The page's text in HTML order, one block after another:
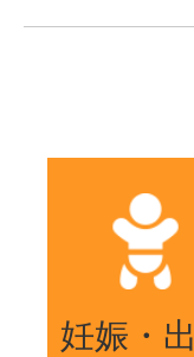
妊娠・